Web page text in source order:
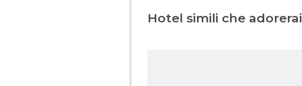
Hotel simili che adorerai